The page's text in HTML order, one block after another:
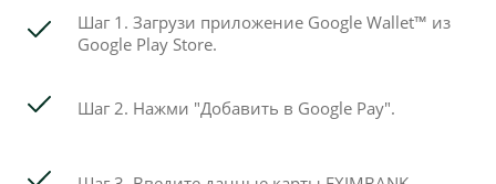
Шаг 1. Загрузи приложение Google Wallet™️ из
Google Play Store.
Шаг 2. Нажми "Добавить в Google Pay".